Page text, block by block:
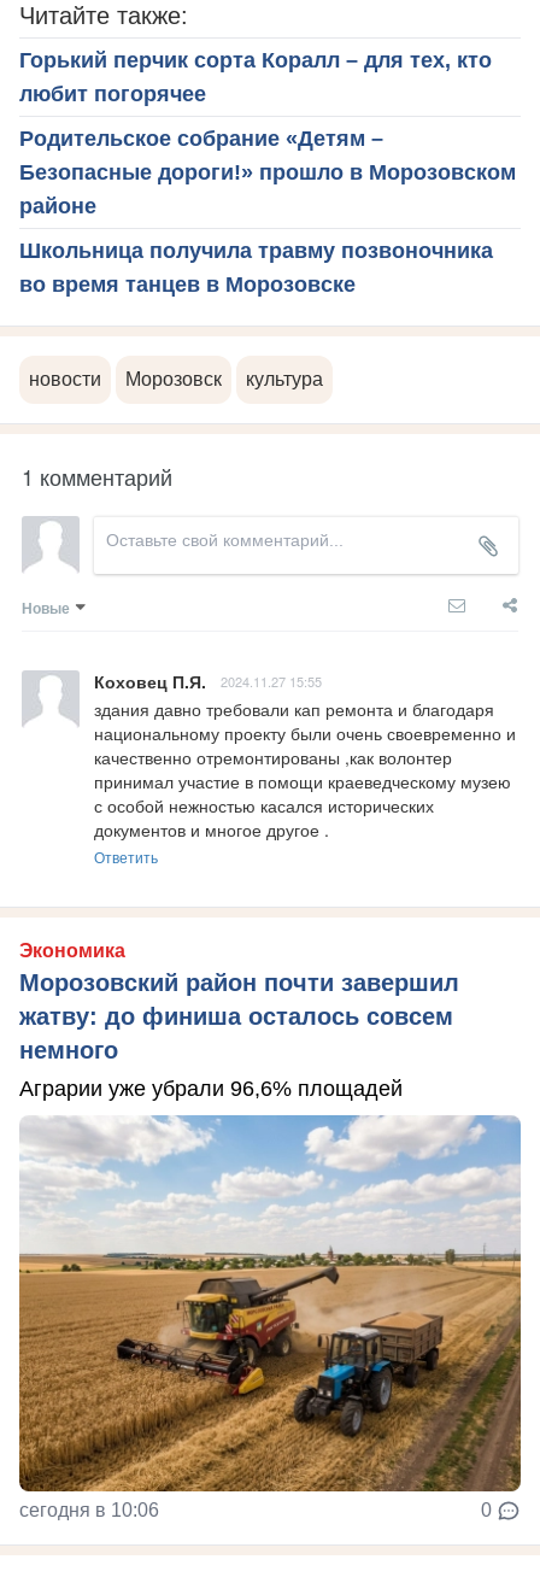
Читайте также:
Горький перчик сорта Коралл – для тех, кто
любит погорячее
Родительское собрание «Детям –
Безопасные дороги!» прошло в Морозовском
районе
Школьница получила травму позвоночника
во время танцев в Морозовске
новости Морозовск культура
1 комментарий
Новые
Коховец П.Я. 2024.11.27 15:55
здания давно требовали кап ремонта и благодаря
национальному проекту были очень своевременно и
качественно отремонтированы ,как волонтер
принимал участие в помощи краеведческому музею
с особой нежностью касался исторических
документов и многое другое .
Ответить
Экономика
Морозовский район почти завершил
жатву: до финиша осталось совсем
немного
Аграрии уже убрали 96,6% площадей
сегодня в 10:06 0